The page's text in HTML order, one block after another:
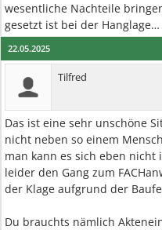
wesentliche Nachteile
gesetzt ist bei der Hanglage…
22.05.2025
Tilfred
Das ist eine sehr unschöne
nicht neben so einem
man kann es sich eben
leider den Gang zum
der Klage aufgrund der
Du brauchts nämlich